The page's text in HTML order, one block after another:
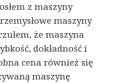
z maszyny
maszyny
że maszyna
dokładność i
cena również się
maszynę